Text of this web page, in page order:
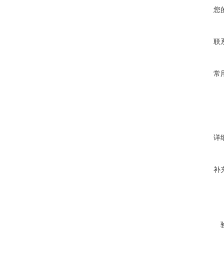
您
联
常
详
补